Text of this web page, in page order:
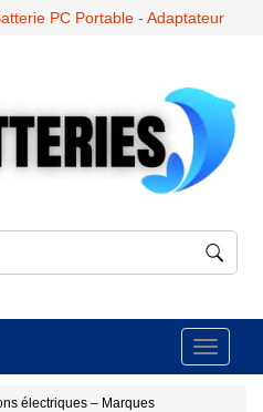
PC Portable - Adaptateur
Toggle
électriques – Marques